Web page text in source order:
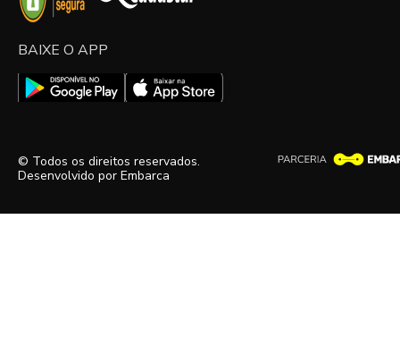
BAIXE O APP
© Todos os direitos reservados.
Desenvolvido por Embarca